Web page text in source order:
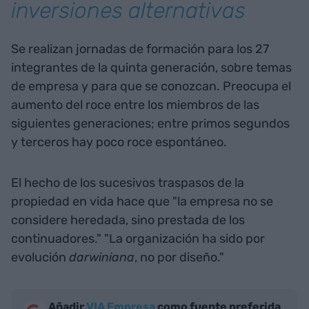
inversiones alternativas
Se realizan jornadas de formación para los 27
integrantes de la quinta generación, sobre temas
de empresa y para que se conozcan. Preocupa el
aumento del roce entre los miembros de las
siguientes generaciones; entre primos segundos
y terceros hay poco roce espontáneo.
El hecho de los sucesivos traspasos de la
propiedad en vida hace que "la empresa no se
considere heredada, sino prestada de los
continuadores." "La organización ha sido por
evolución darwiniana, no por diseño."